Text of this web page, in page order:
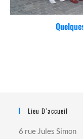
Lieu D’accueil
6 rue Jules Simon